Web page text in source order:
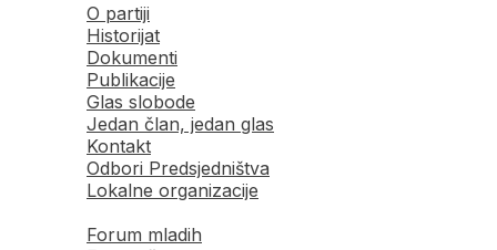
O partiji
Historijat
Dokumenti
Publikacije
Glas slobode
Jedan član, jedan glas
Kontakt
Odbori Predsjedništva
Lokalne organizacije
Forum mladih